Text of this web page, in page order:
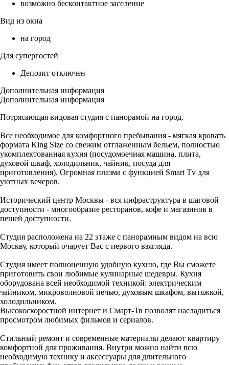
возможно бесконтактное заселение
Вид из окна
на город
Для супергостей
Депозит отключен
Дополнительная информация
Дополнительная информация
Потрясающая видовая студия с панорамой на город.
Все необходимое для комфортного пребывания - мягкая кровать
формата King Size со свежим отглаженным бельем, полностью
укомплектованная кухня (посудомоечная машина, плита,
духовой шкаф, холодильник, чайник, посуда для
приготовления). Огромная плазма с функцией Smart Tv для
уютных вечеров.
Исторический центр Москвы - вся инфраструктура в шаговой
доступности - многообразие ресторанов, кофе и магазинов в
пешей доступности.
Студия расположена на 22 этаже с панорамным видом на всю
Москву, который очарует Вас с первого взягляда.
Студия имеет полноценную удобную кухню, где Вы сможете
приготовить свои любимые кулинарные шедевры. Кухня
оборудована всей необходимой техникой: электрическим
чайником, микроволновой печью, духовым шкафом, вытяжкой,
холодильником.
Высокоскоростной интернет и Смарт-Тв позволят насладиться
просмотром любимых фильмов и сериалов.
Стильный ремонт и современные материалы делают квартиру
комфортной для проживания. Внутри можно найти всю
необходимую технику и аксессуары для длительного